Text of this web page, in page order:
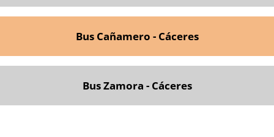
Bus Cañamero - Cáceres
Bus Zamora - Cáceres